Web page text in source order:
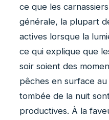
ce que les
générale, la plupart
actives lorsque la
ce qui explique que
soir soient des
pêches en surface
tombée de la nuit
productives. À la